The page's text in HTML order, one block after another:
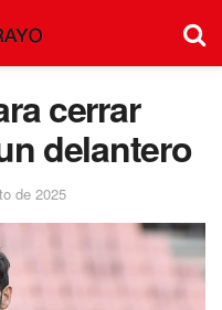
cerrar
delantero
de 2025